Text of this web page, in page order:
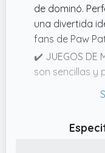
de dominó.
una divertida
fans de Paw
✔️ JUEGOS DE
son sencillas y
cadena antes
mejores